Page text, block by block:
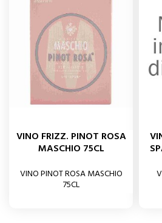
VINO FRIZZ. PINOT ROSA
MASCHIO 75CL
VINO PINOT ROSA MASCHIO
75CL